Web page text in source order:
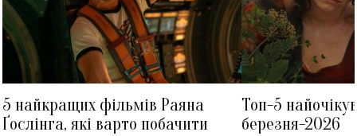
5 найкращих фільмів Раяна
Ґослінга, які варто побачити
Топ-5
березня-2026